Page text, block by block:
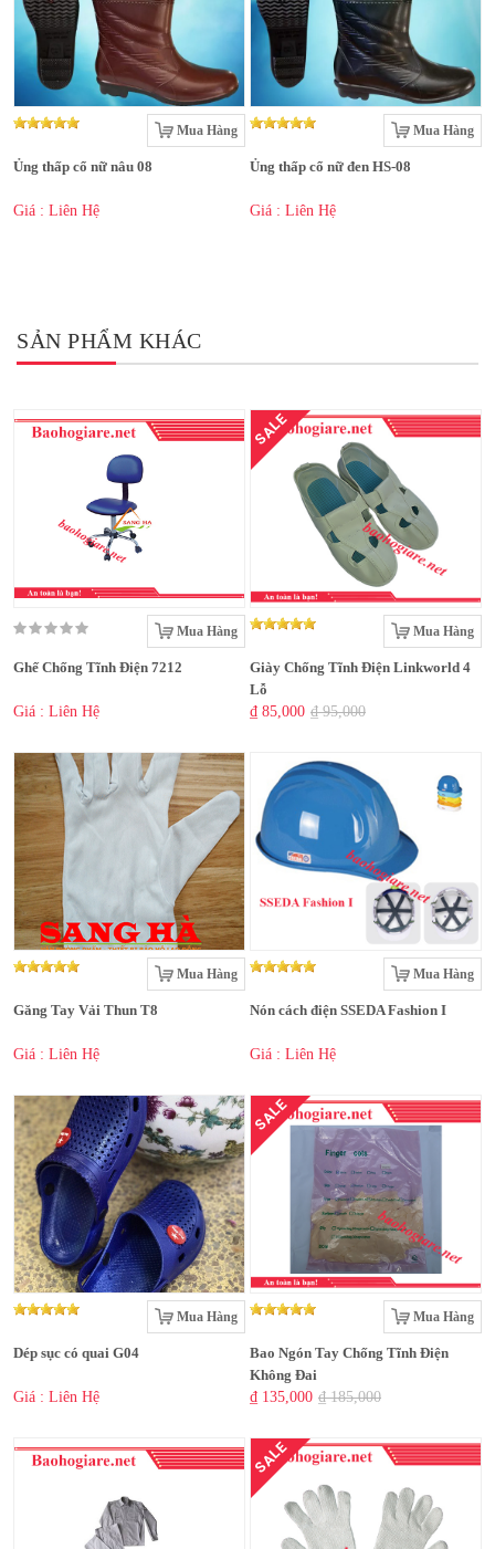
Mua Hàng
Ủng thấp cổ nữ nâu 08
Giá : Liên Hệ
Mua Hàng
Ủng thấp cổ nữ đen HS-08
Giá : Liên Hệ
SẢN PHẨM KHÁC
Mua Hàng
Ghế Chống Tĩnh Điện 7212
Giá : Liên Hệ
SALE
Mua Hàng
Giày Chống Tĩnh Điện Linkworld 4
Lỗ
₫ 85,000 ₫ 95,000
Mua Hàng
Găng Tay Vải Thun T8
Giá : Liên Hệ
Mua Hàng
Nón cách điện SSEDA Fashion I
Giá : Liên Hệ
Mua Hàng
Dép sục có quai G04
Giá : Liên Hệ
SALE
Mua Hàng
Bao Ngón Tay Chống Tĩnh Điện
Không Đai
₫ 135,000 ₫ 185,000
SALE